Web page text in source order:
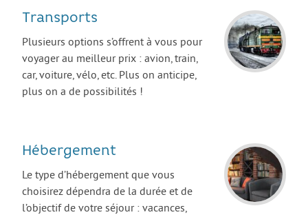
Stages, Études, Formations
Volontariat
Move from Brest
Mineur·es
Année de césure
Transports
Plusieurs options s’offrent à vous pour
voyager au meilleur prix : avion, train,
car, voiture, vélo, etc. Plus on anticipe,
plus on a de possibilités !
Hébergement
Le type d’hébergement que vous
choisirez dépendra de la durée et de
l’objectif de votre séjour : vacances,